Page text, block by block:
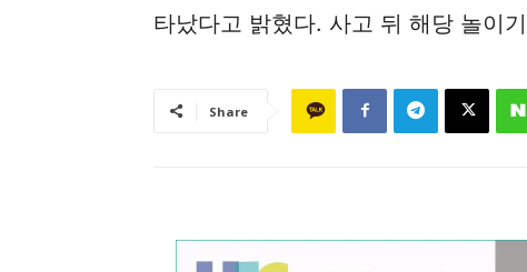
타났다고 밝혔다. 사고 뒤 해당 놀이
Share